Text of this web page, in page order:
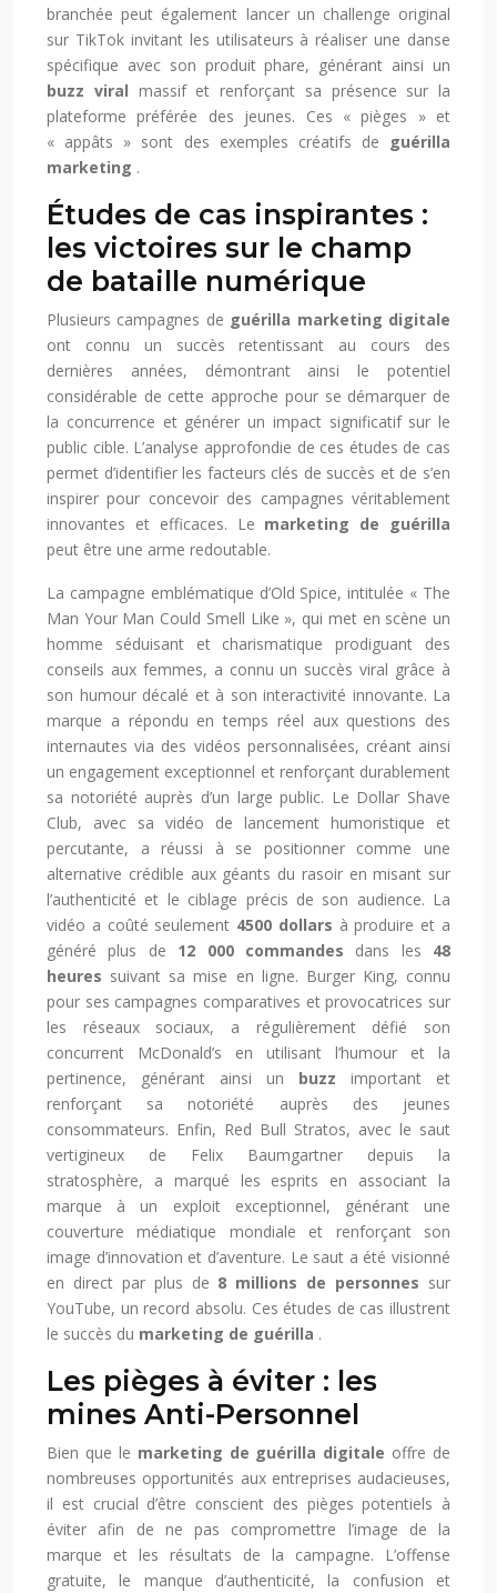
branchée peut également lancer un challenge original
sur TikTok invitant les utilisateurs à réaliser une danse
spécifique avec son produit phare, générant ainsi un
buzz viral massif et renforçant sa présence sur la
plateforme préférée des jeunes. Ces « pièges » et
« appâts » sont des exemples créatifs de
guérilla
marketing .
Études de cas inspirantes :
les victoires sur le champ
de bataille numérique
Plusieurs campagnes de guérilla marketing digitale
ont connu un succès retentissant au cours des
dernières années, démontrant ainsi le potentiel
considérable de cette approche pour se démarquer de
la concurrence et générer un impact significatif sur le
public cible. L’analyse approfondie de ces études de cas
permet d’identifier les facteurs clés de succès et de s’en
inspirer pour concevoir des campagnes véritablement
innovantes et efficaces. Le marketing de guérilla
peut être une arme redoutable.
La campagne emblématique d’Old Spice, intitulée « The
Man Your Man Could Smell Like », qui met en scène un
homme séduisant et charismatique prodiguant des
conseils aux femmes, a connu un succès viral grâce à
son humour décalé et à son interactivité innovante. La
marque a répondu en temps réel aux questions des
internautes via des vidéos personnalisées, créant ainsi
un engagement exceptionnel et renforçant durablement
sa notoriété auprès d’un large public. Le Dollar Shave
Club, avec sa vidéo de lancement humoristique et
percutante, a réussi à se positionner comme une
alternative crédible aux géants du rasoir en misant sur
l’authenticité et le ciblage précis de son audience. La
vidéo a coûté seulement 4500 dollars à produire et a
généré plus de 12 000 commandes dans les 48
heures suivant sa mise en ligne. Burger King, connu
pour ses campagnes comparatives et provocatrices sur
les réseaux sociaux, a régulièrement défié son
concurrent McDonald’s en utilisant l’humour et la
pertinence, générant ainsi un buzz important et
renforçant sa notoriété auprès des jeunes
consommateurs. Enfin, Red Bull Stratos, avec le saut
vertigineux de Felix Baumgartner depuis la
stratosphère, a marqué les esprits en associant la
marque à un exploit exceptionnel, générant une
couverture médiatique mondiale et renforçant son
image d’innovation et d’aventure. Le saut a été visionné
en direct par plus de 8 millions de personnes sur
YouTube, un record absolu. Ces études de cas illustrent
le succès du marketing de guérilla .
Les pièges à éviter : les
mines Anti-Personnel
Bien que le marketing de guérilla digitale offre de
nombreuses opportunités aux entreprises audacieuses,
il est crucial d’être conscient des pièges potentiels à
éviter afin de ne pas compromettre l’image de la
marque et les résultats de la campagne. L’offense
gratuite, le manque d’authenticité, la confusion et